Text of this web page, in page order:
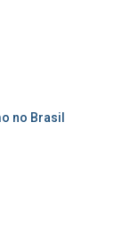
no Brasil